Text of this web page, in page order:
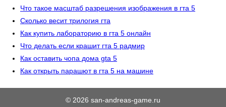
Что такое масштаб разрешения изображения в гта 5
Сколько весит трилогия гта
Как купить лабораторию в гта 5 онлайн
Что делать если крашит гта 5 радмир
Как оставить чопа дома gta 5
Как открыть парашют в гта 5 на машине
© 2026 san-andreas-game.ru